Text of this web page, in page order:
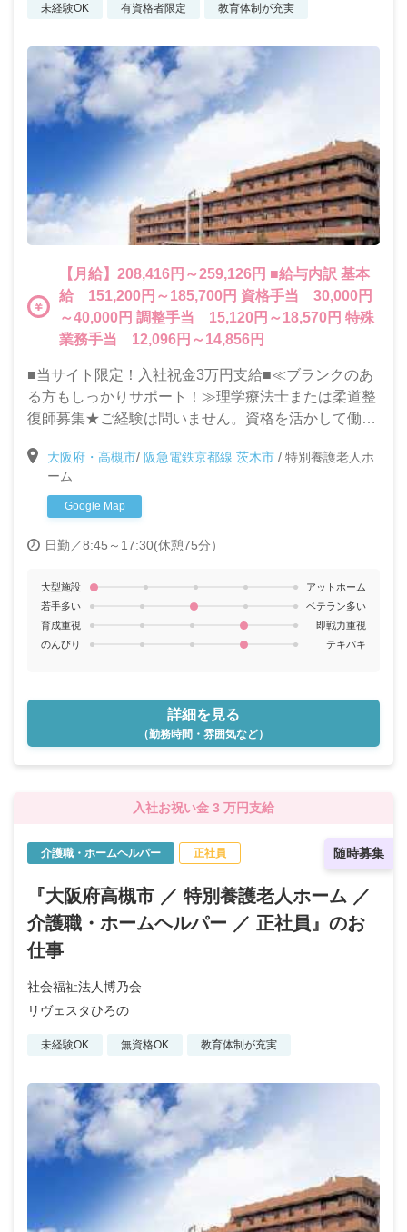
未経験OK 有資格者限定 教育体制が充実
【月給】208,416円～259,126円 ■給与内訳 基本
給 151,200円～185,700円 資格手当 30,000円
～40,000円 調整手当 15,120円～18,570円 特殊
業務手当 12,096円～14,856円
■当サイト限定！入社祝金3万円支給■≪ブランクのあ
る方もしっかりサポート！≫理学療法士または柔道整
復師募集★ご経験は問いません。資格を活かして働き
す♪大阪府・高槻市/ 阪急電鉄京都線 茨木市 / 特別養護老人ホ
ーム
Google Map
日勤／8:45～17:30(休憩75分）
大型施設
アットホーム
若手多い
ベテラン多い
育成重視
即戦力重視
のんびり
テキパキ
詳細を見る
（勤務時間・雰囲気など）
入社お祝い金 3 万円支給
随時募集
介護職・ホームヘルパー 正社員
『大阪府高槻市 ／ 特別養護老人ホーム ／
介護職・ホームヘルパー ／ 正社員』のお
仕事
社会福祉法人博乃会
リヴェスタひろの
未経験OK 無資格OK 教育体制が充実